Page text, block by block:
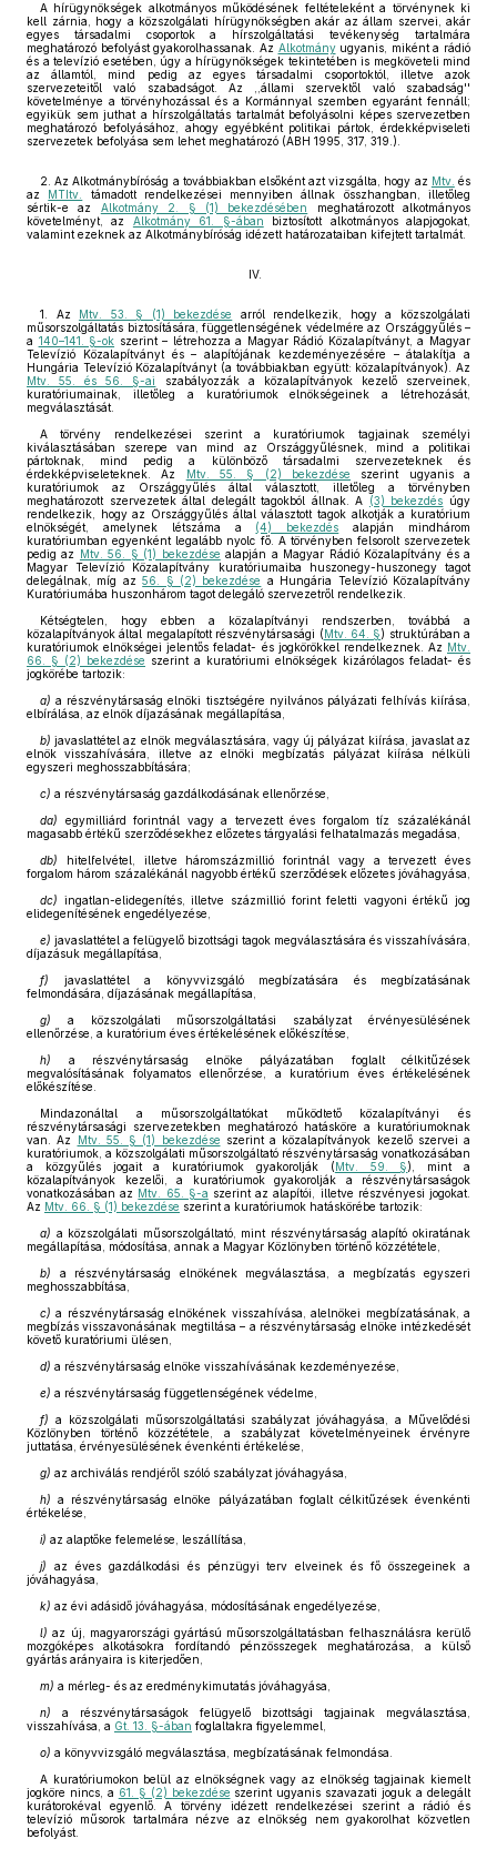
A hírügynökségek alkotmányos működésének feltételeként a törvénynek ki
kell zárnia, hogy a közszolgálati hírügynökségben akár az állam szervei, akár
egyes társadalmi csoportok a hírszolgáltatási tevékenység tartalmára
meghatározó befolyást gyakorolhassanak. Az Alkotmányugyanis, miként a rádió
és a televízió esetében, úgy a hírügynökségek tekintetében is megköveteli mind
az államtól, mind pedig az egyes társadalmi csoportoktól, illetve azok
szervezeteitől való szabadságot. Az ,,állami szervektől való szabadság''
követelménye a törvényhozással és a Kormánnyal szemben egyaránt fennáll;
egyikük sem juthat a hírszolgáltatás tartalmát befolyásolni képes szervezetben
meghatározó befolyásához, ahogy egyébként politikai pártok, érdekképviseleti
szervezetek befolyása sem lehet meghatározó (ABH 1995, 317, 319.).
2. Az Alkotmánybíróság a továbbiakban elsőként azt vizsgálta, hogy az Mtv. és
az MTItv.
támadott rendelkezései mennyiben állnak összhangban, illetőleg
sértik-e az Alkotmány 2. § (1) bekezdésében
meghatározott alkotmányos
követelményt, az Alkotmány 61. §-ában biztosított alkotmányos alapjogokat,
valamint ezeknek az Alkotmánybíróság idézett határozataiban kifejtett tartalmát.
IV.
1. Az Mtv. 53. § (1) bekezdése
arról rendelkezik, hogy a közszolgálati
műsorszolgáltatás biztosítására, függetlenségének védelmére az Országgyűlés –
a 140–141. §-ok szerint – létrehozza a Magyar Rádió Közalapítványt, a Magyar
Televízió Közalapítványt és – alapítójának kezdeményezésére – átalakítja a
Hungária Televízió Közalapítványt (a továbbiakban együtt: közalapítványok). Az
Mtv. 55. és 56. §-ai
szabályozzák a közalapítványok kezelő szerveinek,
kuratóriumainak, illetőleg a kuratóriumok elnökségeinek a létrehozását,
megválasztását.
A törvény rendelkezései szerint a kuratóriumok tagjainak személyi
kiválasztásában szerepe van mind az Országgyűlésnek, mind a politikai
pártoknak, mind pedig a különböző társadalmi szervezeteknek és
érdekképviseleteknek. Az
Mtv. 55. § (2) bekezdése szerint ugyanis a
kuratóriumok az Országgyűlés által választott, illetőleg a törvényben
meghatározott szervezetek által delegált tagokból állnak. A (3) bekezdés úgy
rendelkezik, hogy az Országgyűlés által választott tagok alkotják a kuratórium
elnökségét, amelynek létszáma a (4) bekezdés alapján mindhárom
kuratóriumban egyenként legalább nyolc fő. A törvényben felsorolt szervezetek
pedig az Mtv. 56. § (1) bekezdése alapján a Magyar Rádió Közalapítvány és a
Magyar Televízió Közalapítvány kuratóriumaiba huszonegy-huszonegy tagot
delegálnak, míg az56. § (2) bekezdése a Hungária Televízió Közalapítvány
Kuratóriumába huszonhárom tagot delegáló szervezetről rendelkezik.
Kétségtelen, hogy ebben a közalapítványi rendszerben, továbbá a
közalapítványok által megalapított részvénytársasági (Mtv. 64. §) struktúrában a
kuratóriumok elnökségei jelentős feladat- és jogkörökkel rendelkeznek. Az Mtv.
66. § (2) bekezdése szerint a kuratóriumi elnökségek kizárólagos feladat- és
jogkörébe tartozik:
a) a részvénytársaság elnöki tisztségére nyilvános pályázati felhívás kiírása,
elbírálása, az elnök díjazásának megállapítása,
b) javaslattétel az elnök megválasztására, vagy új pályázat kiírása, javaslat az
elnök visszahívására, illetve az elnöki megbízatás pályázat kiírása nélküli
egyszeri meghosszabbítására;
c) a részvénytársaság gazdálkodásának ellenőrzése,
da) egymilliárd forintnál vagy a tervezett éves forgalom tíz százalékánál
magasabb értékű szerződésekhez előzetes tárgyalási felhatalmazás megadása,
db) hitelfelvétel, illetve háromszázmillió forintnál vagy a tervezett éves
forgalom három százalékánál nagyobb értékű szerződések előzetes jóváhagyása,
dc) ingatlan-elidegenítés, illetve százmillió forint feletti vagyoni értékű jog
elidegenítésének engedélyezése,
e) javaslattétel a felügyelő bizottsági tagok megválasztására és visszahívására,
díjazásuk megállapítása,
f) javaslattétel a könyvvizsgáló megbízatására és megbízatásának
felmondására, díjazásának megállapítása,
g) a közszolgálati műsorszolgáltatási szabályzat érvényesülésének
ellenőrzése, a kuratórium éves értékelésének előkészítése,
h) a részvénytársaság elnöke pályázatában foglalt célkitűzések
megvalósításának folyamatos ellenőrzése, a kuratórium éves értékelésének
előkészítése.
Mindazonáltal a műsorszolgáltatókat működtető közalapítványi és
részvénytársasági szervezetekben meghatározó hatásköre a kuratóriumoknak
van. Az
Mtv. 55. § (1) bekezdése szerint a közalapítványok kezelő szervei a
kuratóriumok, a közszolgálati műsorszolgáltató részvénytársaság vonatkozásában
a közgyűlés jogait a kuratóriumok gyakorolják (Mtv. 59. §), mint a
közalapítványok kezelői, a kuratóriumok gyakorolják a részvénytársaságok
vonatkozásában az Mtv. 65. §-a szerint az alapítói, illetve részvényesi jogokat.
Az Mtv. 66. § (1) bekezdése szerint a kuratóriumok hatáskörébe tartozik:
a) a közszolgálati műsorszolgáltató, mint részvénytársaság alapító okiratának
megállapítása, módosítása, annak a Magyar Közlönyben történő közzététele,
b) a részvénytársaság elnökének megválasztása, a megbízatás egyszeri
meghosszabbítása,
c) a részvénytársaság elnökének visszahívása, alelnökei megbízatásának, a
megbízás visszavonásának megtiltása – a részvénytársaság elnöke intézkedését
követő kuratóriumi ülésen,
d) a részvénytársaság elnöke visszahívásának kezdeményezése,
e) a részvénytársaság függetlenségének védelme,
f) a közszolgálati műsorszolgáltatási szabályzat jóváhagyása, a Művelődési
Közlönyben történő közzététele, a szabályzat követelményeinek érvényre
juttatása, érvényesülésének évenkénti értékelése,
g) az archiválás rendjéről szóló szabályzat jóváhagyása,
h) a részvénytársaság elnöke pályázatában foglalt célkitűzések évenkénti
értékelése,
i) az alaptőke felemelése, leszállítása,
j) az éves gazdálkodási és pénzügyi terv elveinek és fő összegeinek a
jóváhagyása,
k) az évi adásidő jóváhagyása, módosításának engedélyezése,
l) az új, magyarországi gyártású műsorszolgáltatásban felhasználásra kerülő
mozgóképes alkotásokra fordítandó pénzösszegek meghatározása, a külső
gyártás arányaira is kiterjedően,
m) a mérleg- és az eredménykimutatás jóváhagyása,
n) a részvénytársaságok felügyelő bizottsági tagjainak megválasztása,
visszahívása, a Gt. 13. §-ában foglaltakra figyelemmel,
o) a könyvvizsgáló megválasztása, megbízatásának felmondása.
A kuratóriumokon belül az elnökségnek vagy az elnökség tagjainak kiemelt
jogköre nincs, a 61. § (2) bekezdése szerint ugyanis szavazati joguk a delegált
kurátorokéval egyenlő. A törvény idézett rendelkezései szerint a rádió és
televízió műsorok tartalmára nézve az elnökség nem gyakorolhat közvetlen
befolyást.